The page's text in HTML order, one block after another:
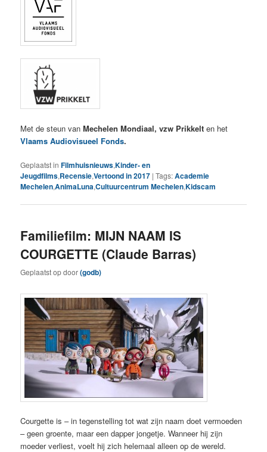
Met de steun vanMechelen Mondiaal, vzw Prikkelt en het
Vlaams Audiovisueel Fonds.
Geplaatst in Filmhuisnieuws,Kinder- en
Jeugdfilms,Recensie,Vertoond in 2017 |Tags:Academie
Mechelen,AnimaLuna,Cultuurcentrum Mechelen,Kidscam
Familiefilm: MIJN NAAM IS
COURGETTE (Claude Barras)
Geplaatst opdoor(godb)
Courgette is – in tegenstelling tot wat zijn naam doet vermoeden
– geen groente, maar een dapper jongetje. Wanneer hij zijn
moeder verliest, voelt hij zich helemaal alleen op de wereld.